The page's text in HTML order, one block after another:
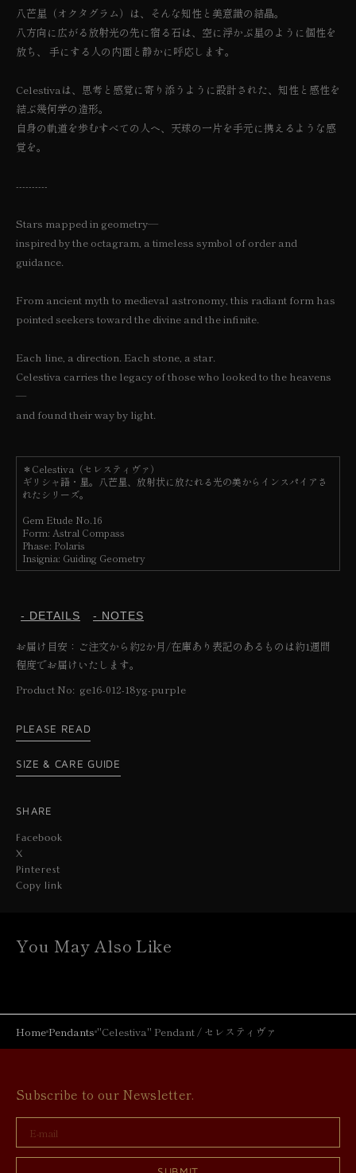
八芒星（オクタグラム）は、そんな知性と美意識の結晶。
八方向に広がる放射光の先に宿る石は、空に浮かぶ星のように個性を
放ち、 手にする人の内面と静かに呼応します。
Celestivaは、思考と感覚に寄り添うように設計された、知性と感性を
結ぶ幾何学の造形。
自身の軌道を歩むすべての人へ、天球の一片を手元に携えるような感
覚を。
----------
Stars mapped in geometry—
inspired by the octagram, a timeless symbol of order and
guidance.
From ancient myth to medieval astronomy, this radiant form has
pointed seekers toward the divine and the infinite.
Each line, a direction. Each stone, a star.
Celestiva carries the legacy of those who looked to the heavens
—
and found their way by light.
＊Celestiva（セレスティヴァ）
ギリシャ語・星。八芒星、放射状に放たれる光の美からインスパイアさ
れたシリーズ。
Gem Etude No.16
Form: Astral Compass
Phase: Polaris
Insignia: Guiding Geometry
- DETAILS - NOTES
お届け目安：ご注文から約2か月/在庫あり表記のあるものは約1週間
程度でお届けいたします。
SKU:
Product No: ge16-012-18yg-purple
PLEASE READ
SIZE & CARE GUIDE
SHARE
Facebook
X
Pinterest
Copy link
You May Also Like
HomePendants "Celestiva" Pendant / セレスティヴァ
Subscribe to our Newsletter.
mail